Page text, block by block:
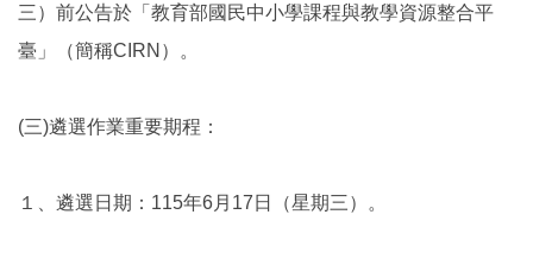
三）前公告於「教育部國民中小學課程與教學資源整合平
臺」（簡稱CIRN）。
(三)遴選作業重要期程：
１、遴選日期：115年6月17日（星期三）。